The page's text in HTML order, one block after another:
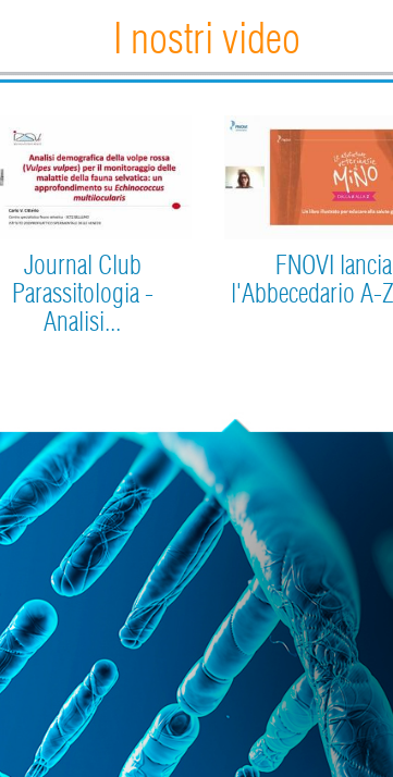
I nostri video
Journal Club
Parassitologia -
Analisi...
FNOVI lancia
l'Abbecedario A-